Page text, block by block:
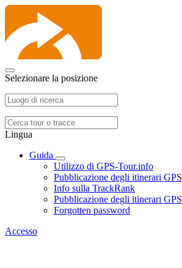
Selezionare la posizione
Lingua
Guida
Utilizzo di GPS-Tour.info
Pubblicazione degli itinerari GPS
Info sulla TrackRank
Pubblicazione degli itinerari GPS
Forgotten password
Accesso